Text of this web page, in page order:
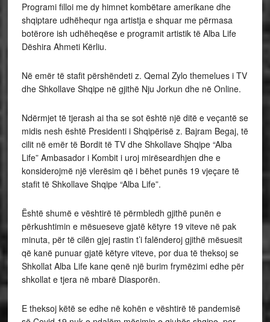
Programi filloi me dy himnet kombëtare amerikane dhe
shqiptare udhëhequr nga artistja e shquar me përmasa
botërore ish udhëheqëse e programit artistik të Alba Life
Dëshira Ahmeti Kërliu.
Në emër të stafit përshëndeti z. Qemal Zylo themelues i TV
dhe Shkollave Shqipe në gjithë Nju Jorkun dhe në Online.
Ndërmjet të tjerash ai tha se sot është një ditë e veçantë se
midis nesh është Presidenti i Shqipërisë z. Bajram Begaj, të
cilit në emër të Bordit të TV dhe Shkollave Shqipe “Alba
Life” Ambasador i Kombit i uroj mirëseardhjen dhe e
konsiderojmë një vlerësim që i bëhet punës 19 vjeçare të
stafit të Shkollave Shqipe “Alba Life”.
Është shumë e vështirë të përmbledh gjithë punën e
përkushtimin e mësueseve gjatë këtyre 19 viteve në pak
minuta, për të cilën gjej rastin t’i falënderoj gjithë mësuesit
që kanë punuar gjatë këtyre viteve, por dua të theksoj se
Shkollat Alba Life kane qenë një burim frymëzimi edhe për
shkollat e tjera në mbarë Diasporën.
E theksoj këtë se edhe në kohën e vështirë të pandemisë